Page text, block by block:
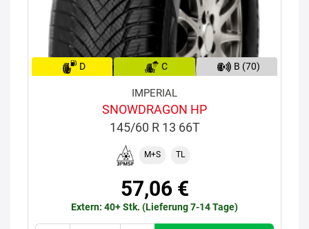
D C B (70)
IMPERIAL
SNOWDRAGON HP
145/60 R 13 66T
M+S TL
57,06 €
Extern: 40+ Stk. (Lieferung 7-14 Tage)